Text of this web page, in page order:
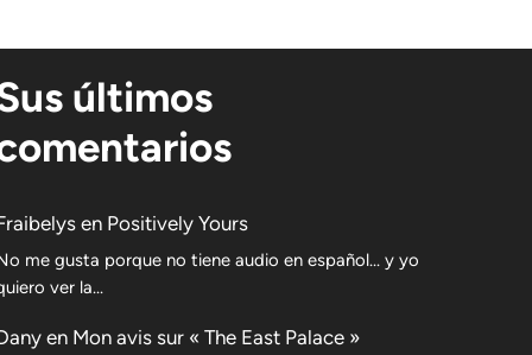
últimos
en Positively Yours
me gusta porque no tiene audio en español... y yo
ver la...
en Mon avis sur « The East Palace »